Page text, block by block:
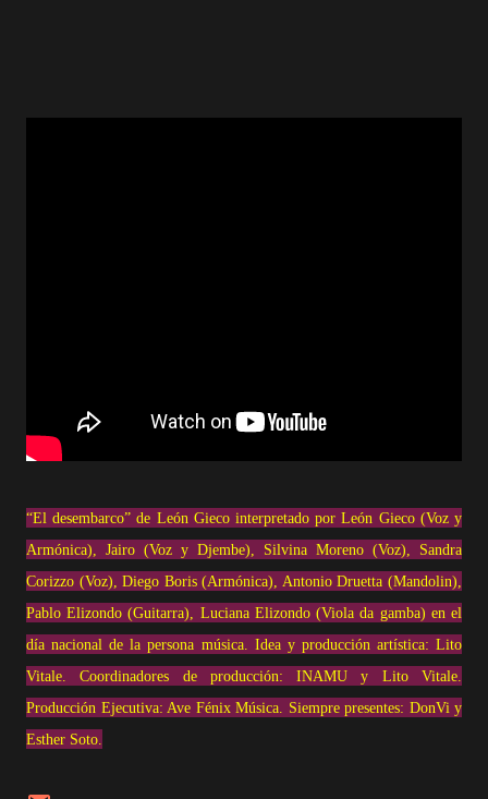
“El desembarco” de León Gieco interpretado por León Gieco (Voz y
Armónica), Jairo (Voz y Djembe), Silvina Moreno (Voz), Sandra
Corizzo (Voz), Diego Boris (Armónica), Antonio Druetta (Mandolin),
Pablo Elizondo (Guitarra), Luciana Elizondo (Viola da gamba) en el
día nacional de la persona música. Idea y producción artística: Lito
Vitale. Coordinadores de producción: INAMU y Lito Vitale.
Producción Ejecutiva: Ave Fénix Música. Siempre presentes: DonVi y
Esther Soto.